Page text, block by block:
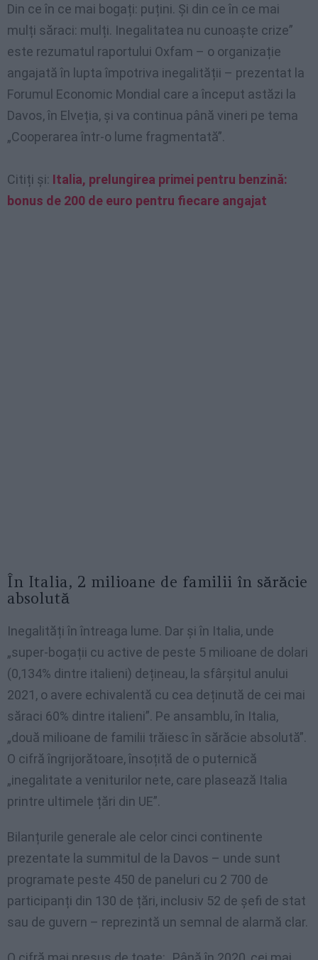
Din ce în ce mai bogați: puțini. Și din ce în ce mai
mulți săraci: mulți. Inegalitatea nu cunoaște crize”
este rezumatul raportului Oxfam – o organizație
angajată în lupta împotriva inegalității – prezentat la
Forumul Economic Mondial care a început astăzi la
Davos, în Elveția, și va continua până vineri pe tema
„Cooperarea într-o lume fragmentată”.
Citiți și: Italia, prelungirea primei pentru benzină:
bonus de 200 de euro pentru fiecare angajat
În Italia, 2 milioane de familii în sărăcie
absolută
Inegalități în întreaga lume. Dar și în Italia, unde
„super-bogații cu active de peste 5 milioane de dolari
(0,134% dintre italieni) dețineau, la sfârșitul anului
2021, o avere echivalentă cu cea deținută de cei mai
săraci 60% dintre italieni”. Pe ansamblu, în Italia,
„două milioane de familii trăiesc în sărăcie absolută”.
O cifră îngrijorătoare, însoțită de o puternică
„inegalitate a veniturilor nete, care plasează Italia
printre ultimele țări din UE”.
Bilanțurile generale ale celor cinci continente
prezentate la summitul de la Davos – unde sunt
programate peste 450 de paneluri cu 2 700 de
participanți din 130 de țări, inclusiv 52 de șefi de stat
sau de guvern – reprezintă un semnal de alarmă clar.